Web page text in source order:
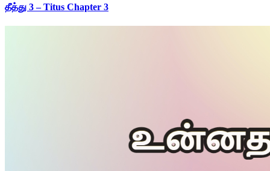
தீத்து 3 – Titus Chapter 3